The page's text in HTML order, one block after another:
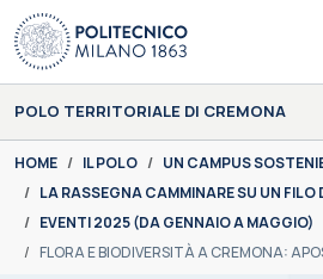
Skip to main content
Skip to page footer
POLO TERRITORIALE DI CREMONA
You are here:
HOME IL POLO
UN CAMPUS
LA RASSEGNA CAMMINARE SU UN FILO
EVENTI 2025 (DA GENNAIO A MAGGIO)
FLORA E BIODIVERSITÀ A CREMONA: